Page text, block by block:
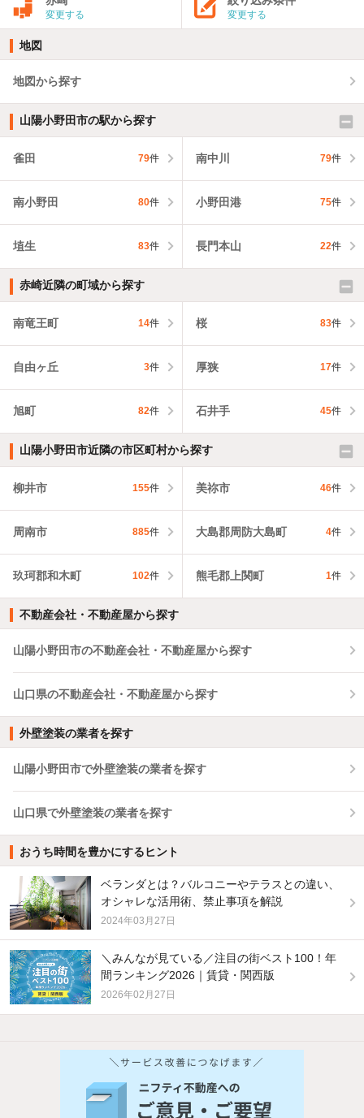
変更する 変更する
地図
地図から探す
山陽小野田市の駅から探す
雀田 79件 南中川 79件
南小野田 80件 小野田港 75件
埴生 83件 長門本山 22件
赤崎近隣の町域から探す
南竜王町 14件 桜 83件
自由ヶ丘 3件 厚狭 17件
旭町 82件 石井手 45件
山陽小野田市近隣の市区町村から探す
柳井市 155件 美祢市 46件
周南市 885件 大島郡周防大島町 4件
玖珂郡和木町 102件 熊毛郡上関町 1件
不動産会社・不動産屋から探す
山陽小野田市の不動産会社・不動産屋から探す
山口県の不動産会社・不動産屋から探す
外壁塗装の業者を探す
山陽小野田市で外壁塗装の業者を探す
山口県で外壁塗装の業者を探す
おうち時間を豊かにするヒント
ベランダとは？バルコニーやテラスとの違い、
オシャレな活用術、禁止事項を解説
2024年03月27日
＼みんなが見ている／注目の街ベスト100！年
間ランキング2026｜賃貸・関西版
2026年02月27日
バス・トイレ別 2階以上